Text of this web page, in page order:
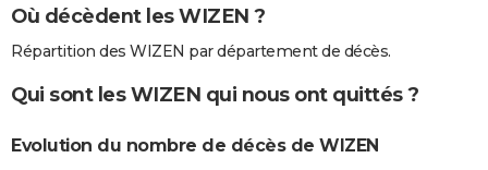
Où décèdent les WIZEN ?
Répartition des WIZEN par département de décès.
Qui sont les WIZEN qui nous ont quittés ?
Evolution du nombre de décès de WIZEN